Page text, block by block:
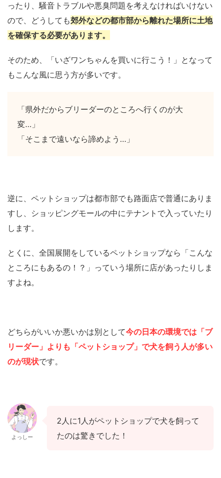
ったり、騒音トラブルや悪臭問題を考えなければいけない
ので、どうしても郊外などの都市部から離れた場所に土地
を確保する必要があります。
そのため、「いざワンちゃんを買いに行こう！」となって
もこんな風に思う方が多いです。
「県外だからブリーダーのところへ行くのが大
変…」
「そこまで遠いなら諦めよう…」
逆に、ペットショップは都市部でも路面店で普通にありま
すし、ショッピングモールの中にテナントで入っていたり
します。
とくに、全国展開をしているペットショップなら「こんな
ところにもあるの！？」っていう場所に店があったりしま
すよね。
どちらがいいか悪いかは別として今の日本の環境では「ブ
リーダー」よりも「ペットショップ」で犬を飼う人が多い
のが現状です。
よっしー
2人に1人がペットショップで犬を飼って
たのは驚きでした！